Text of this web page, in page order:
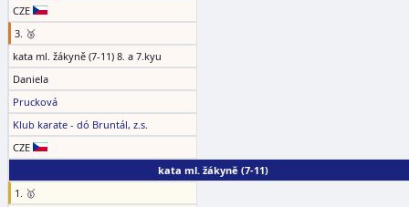
CZE
3. 🥉
kata ml. žákyně (7-11) 8. a 7.kyu
Daniela
Prucková
Klub karate - dó Bruntál, z.s.
CZE
kata ml. žákyně (7-11)
1. 🥇